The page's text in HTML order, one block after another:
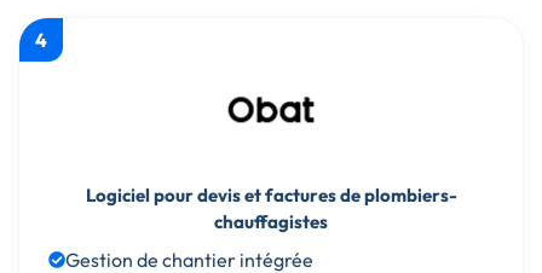
4
Logiciel pour devis et factures de plombiers-
chauffagistes
Gestion de chantier intégrée